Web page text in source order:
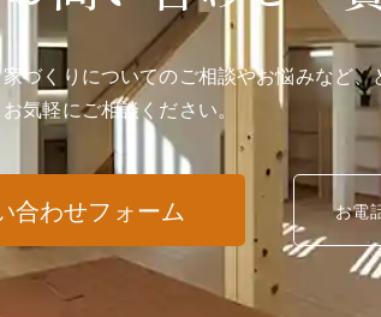
家づくりについてのご相談やお悩みなど、
お気軽にご相談ください。
合わせフォーム お電